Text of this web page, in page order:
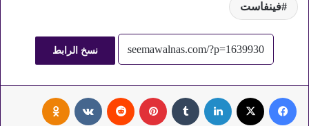
فينفاست
نسخ الرابط